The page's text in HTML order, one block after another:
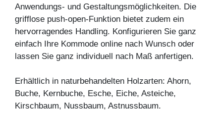
Anwendungs- und Gestaltungsmöglichkeiten. Die
grifflose push-open-Funktion bietet zudem ein
hervorragendes Handling. Konfigurieren Sie ganz
einfach Ihre Kommode online nach Wunsch oder
lassen Sie ganz individuell nach Maß anfertigen.
Erhältlich in naturbehandelten Holzarten: Ahorn,
Buche, Kernbuche, Esche, Eiche, Asteiche,
Kirschbaum, Nussbaum, Astnussbaum.